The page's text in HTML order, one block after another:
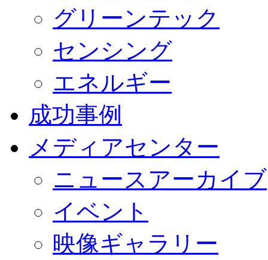
グリーンテック
センシング
エネルギー
成功事例
メディアセンター
ニュースアーカイブ
イベント
映像ギャラリー